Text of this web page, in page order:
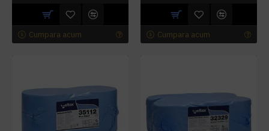
Cumpara acum Cumpara acum